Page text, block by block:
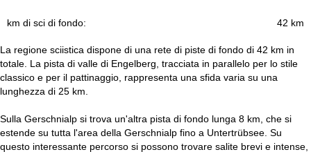
p
a
g
e
42 km
km di sci di fondo:
La regione sciistica dispone di una rete di piste di fondo di 42 km in
totale. La pista di valle di Engelberg, tracciata in parallelo per lo stile
classico e per il pattinaggio, rappresenta una sfida varia su una
lunghezza di 25 km.
Sulla Gerschnialp si trova un'altra pista di fondo lunga 8 km, che si
estende su tutta l'area della Gerschnialp fino a Untertrübsee. Su
questo interessante percorso si possono trovare salite brevi e intense,